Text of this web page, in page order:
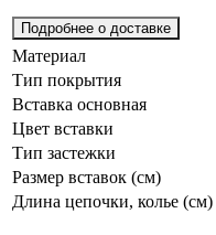
Подробнее о доставке
Материал
Тип покрытия
Вставка основная
Цвет вставки
Тип застежки
Размер вставок (см)
Длина цепочки, колье (см)